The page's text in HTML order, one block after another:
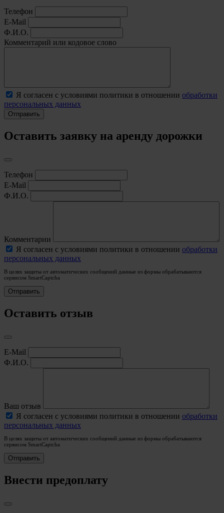
Телефон
E-Mail
Ф.И.О.
Комментарий или кодовое слово
Я согласен с условиями политики в отношении обработки
персональных данных
Оставить заявку на аренду дорожки
Телефон
E-Mail
Ф.И.О.
Комментарии
Я согласен с условиями политики в отношении обработки
персональных данных
В целях защиты от автоматических сообщений данные из формы обрабатываются
сервисом SmartCaptcha
Оставить отзыв
E-Mail
Ф.И.О.
Ваш отзыв
Я согласен с условиями политики в отношении обработки
персональных данных
В целях защиты от автоматических сообщений данные из формы обрабатываются
сервисом SmartCaptcha
Внести предоплату